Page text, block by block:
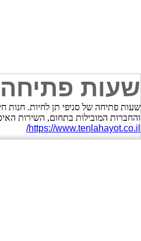
שעות פתיחה
שעות פתיחה של סניפי תן לחיות. חנות
והחברות המובילות בתחום, השירות
https://www.tenlahayot.co.il/